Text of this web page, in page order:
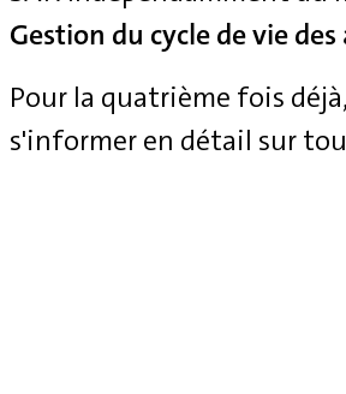
Gestion du cycle de vie
Pour la quatrième fois
s'informer en détail sur